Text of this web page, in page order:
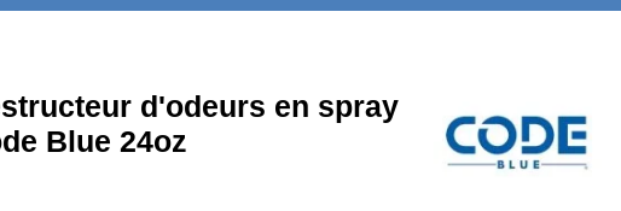
d'odeurs en spray
Blue 24oz